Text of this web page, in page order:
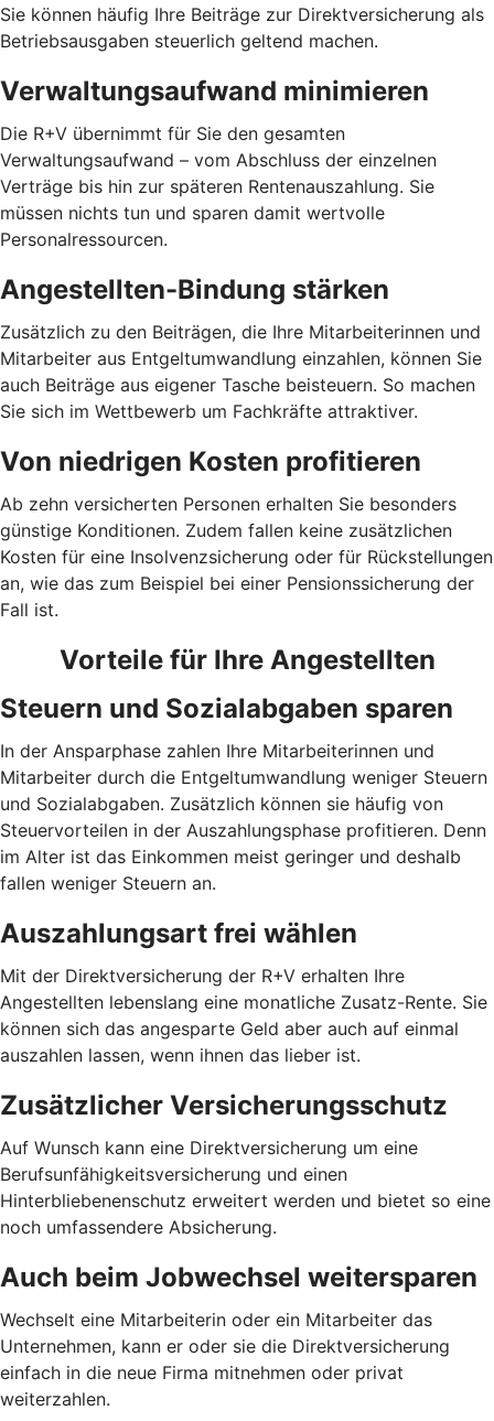
Sie können häufig Ihre Beiträge zur Direktversicherung als
Betriebsausgaben steuerlich geltend machen.
Verwaltungsaufwand minimieren
Die R+V übernimmt für Sie den gesamten
Verwaltungsaufwand – vom Abschluss der einzelnen
Verträge bis hin zur späteren Rentenauszahlung. Sie
müssen nichts tun und sparen damit wertvolle
Personalressourcen.
Angestellten-Bindung stärken
Zusätzlich zu den Beiträgen, die Ihre Mitarbeiterinnen und
Mitarbeiter aus Entgeltumwandlung einzahlen, können Sie
auch Beiträge aus eigener Tasche beisteuern. So machen
Sie sich im Wettbewerb um Fachkräfte attraktiver.
Von niedrigen Kosten profitieren
Ab zehn versicherten Personen erhalten Sie besonders
günstige Konditionen. Zudem fallen keine zusätzlichen
Kosten für eine Insolvenzsicherung oder für Rückstellungen
an, wie das zum Beispiel bei einer Pensionssicherung der
Fall ist.
Vorteile für Ihre Angestellten
Steuern und Sozialabgaben sparen
In der Ansparphase zahlen Ihre Mitarbeiterinnen und
Mitarbeiter durch die Entgeltumwandlung weniger Steuern
und Sozialabgaben. Zusätzlich können sie häufig von
Steuervorteilen in der Auszahlungsphase profitieren. Denn
im Alter ist das Einkommen meist geringer und deshalb
fallen weniger Steuern an.
Auszahlungsart frei wählen
Mit der Direktversicherung der R+V erhalten Ihre
Angestellten lebenslang eine monatliche Zusatz-Rente. Sie
können sich das angesparte Geld aber auch auf einmal
auszahlen lassen, wenn ihnen das lieber ist.
Zusätzlicher Versicherungsschutz
Auf Wunsch kann eine Direktversicherung um eine
Berufsunfähigkeitsversicherung und einen
Hinterbliebenenschutz erweitert werden und bietet so eine
noch umfassendere Absicherung.
Auch beim Jobwechsel weitersparen
Wechselt eine Mitarbeiterin oder ein Mitarbeiter das
Unternehmen, kann er oder sie die Direktversicherung
einfach in die neue Firma mitnehmen oder privat
weiterzahlen.